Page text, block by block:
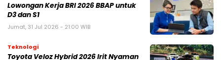
Lowongan Kerja BRI 2026 BBAP untuk
D3 dan S1
Jumat, 31 Jul 2026 - 21:00 WIB
Teknologi
Toyota Veloz Hybrid 2026 Irit Nyaman